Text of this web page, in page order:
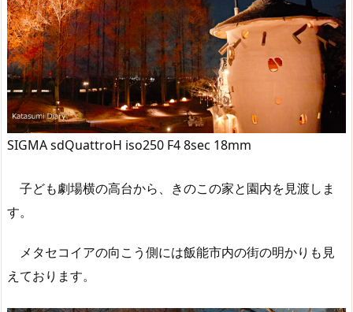
SIGMA sdQuattroH iso250 F4 8sec 18mm
子ども劇場横の高台から、きのこの家と園内を見渡しま
す。
メタセコイアの向こう側には飯能市内の街の明かりも見
えております。